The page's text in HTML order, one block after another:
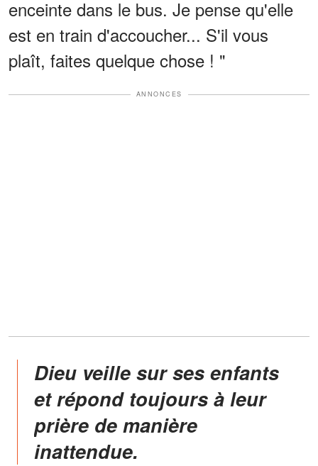
enceinte dans le bus. Je pense qu'elle
est en train d'accoucher... S'il vous
plaît, faites quelque chose ! "
ANNONCES
Dieu veille sur ses enfants
et répond toujours à leur
prière de manière
inattendue.